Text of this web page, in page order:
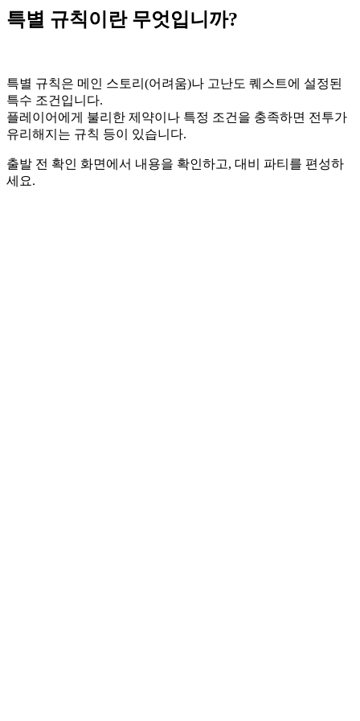
특별 규칙이란 무엇입니까?
특별 규칙은 메인 스토리(어려움)나 고난도 퀘스트에 설정된
특수 조건입니다.
플레이어에게 불리한 제약이나 특정 조건을 충족하면 전투가
유리해지는 규칙 등이 있습니다.
출발 전 확인 화면에서 내용을 확인하고, 대비 파티를 편성하
세요.